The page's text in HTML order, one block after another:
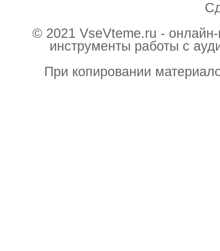
© 2021 VseVteme.ru -
инструменты работы с
При копировании